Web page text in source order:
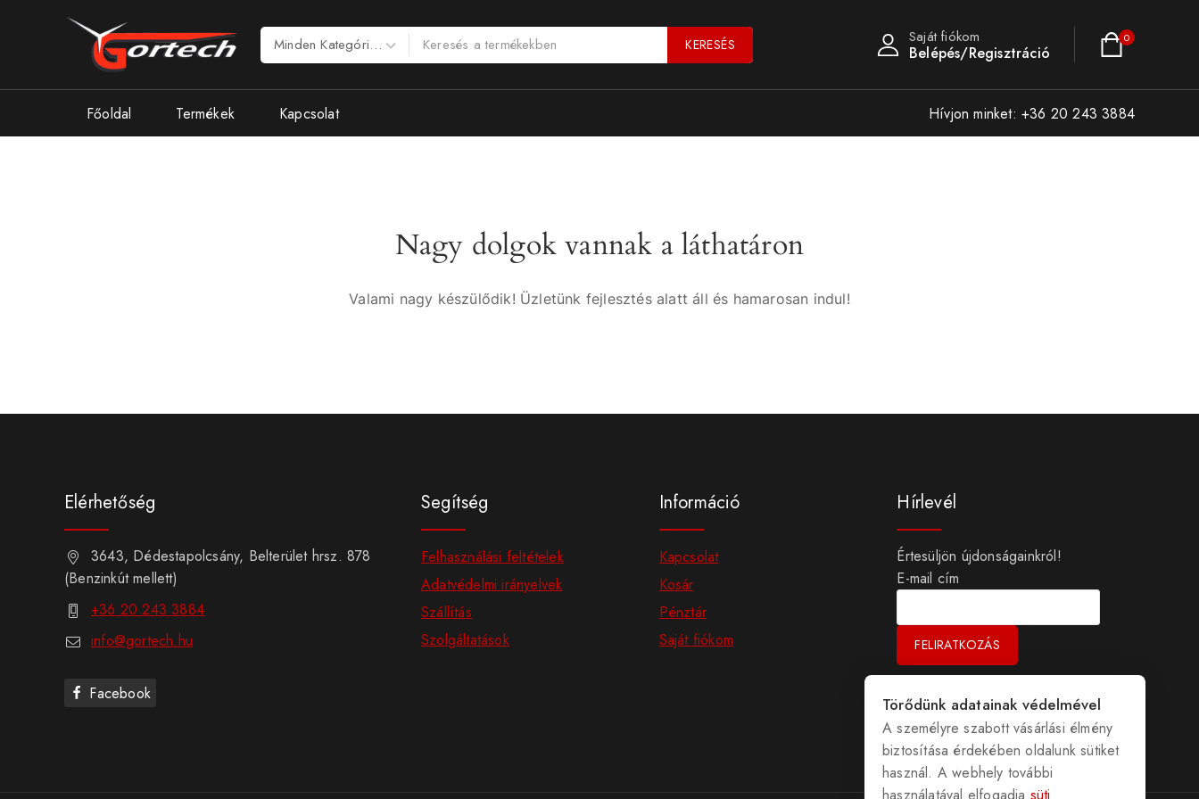
KERESÉS Saját fiókom
Belépés/Regisztráció
0
Főoldal Termékek Kapcsolat Hívjon minket: +36 20 243 3884
Nagy dolgok vannak a láthatáron
Valami nagy készülődik! Üzletünk fejlesztés alatt áll és hamarosan indul!
Elérhetőség
3643, Dédestapolcsány, Belterület hrsz. 878
(Benzinkút mellett)
+36 20 243 3884
info@gortech.hu
Facebook
Segítség
Felhasználási feltételek
Adatvédelmi irányelvek
Szállítás
Szolgáltatások
Információ
Kapcsolat
Kosár
Pénztár
Saját fiókom
Hírlevél
Értesüljön újdonságainkról!
E-mail cím
Törődünk adatainak védelmével
A személyre szabott vásárlási élmény
biztosítása érdekében oldalunk sütiket
használ. A webhely további